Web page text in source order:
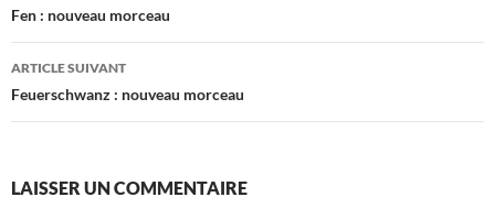
des
articles
Fen : nouveau morceau
ARTICLE SUIVANT
Feuerschwanz : nouveau morceau
LAISSER UN COMMENTAIRE